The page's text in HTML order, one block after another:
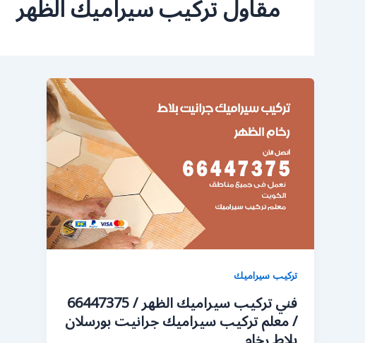
مقاول تركيب سيراميك الظهر
تركيب سيراميك
فني تركيب سيراميك الظهر / 66447375
/ معلم تركيب سيراميك جرانيت بورسلان